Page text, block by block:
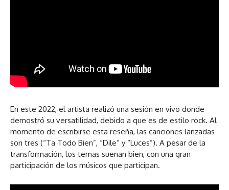
En este 2022, el artista realizó una sesión en vivo donde
demostró su versatilidad, debido a que es de estilo rock. Al
momento de escribirse esta reseña, las canciones lanzadas
son tres (“Ta Todo Bien”, “Dile” y “Luces”). A pesar de la
transformación, los temas suenan bien, con una gran
participación de los músicos que participan.